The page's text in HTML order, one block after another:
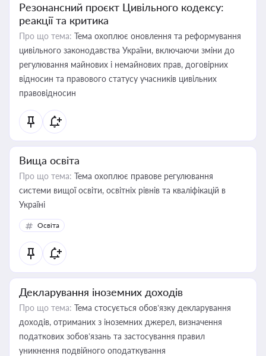
Резонансний проєкт Цивільного кодексу:
реакції та критика
Про що тема: Тема охоплює оновлення та реформування
цивільного законодавства України, включаючи зміни до
регулювання майнових і немайнових прав, договірних
відносин та правового статусу учасників цивільних
правовідносин
Вища освіта
Про що тема: Тема охоплює правове регулювання
системи вищої освіти, освітніх рівнів та кваліфікацій в
Україні
Освіта
Декларування іноземних доходів
Про що тема: Тема стосується обов’язку декларування
доходів, отриманих з іноземних джерел, визначення
податкових зобов’язань та застосування правил
уникнення подвійного оподаткування